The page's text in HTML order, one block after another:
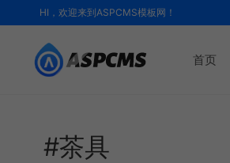
HI，欢迎来到ASPCMS模板网！
首页
#茶具